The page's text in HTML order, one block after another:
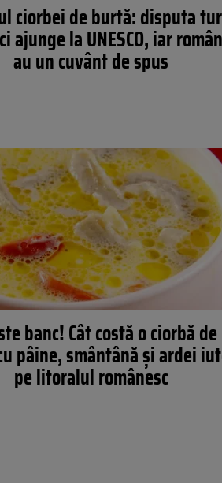
ciorbei de burtă: disputa
ajunge la UNESCO, iar
au un cuvânt de spus
banc! Cât costă o ciorbă de
pâine, smântână și ardei
pe litoralul românesc